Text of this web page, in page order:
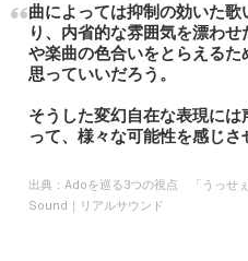
曲によっては抑制の効いた
り、内省的な雰囲気を漂わ
や楽曲の色合いをとらえる
思っていいだろう。
そうした変幻自在な表現に
って、様々な可能性を感じさ
出典： Adoを巡る3つの視点 「うっせ
Sound｜リアルサウンド